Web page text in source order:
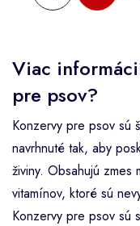
Viac
pre psov?
Konzervy pre psov sú
navrhnuté tak, aby
živiny. Obsahujú
vitamínov, ktoré sú
Konzervy pre psov sú